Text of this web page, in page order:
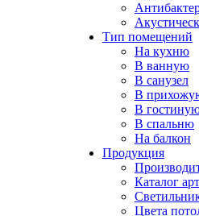
Тип помещений
На кухню
В ванную
В санузел
В
В
В спальню
На балкон
Продукция
Каталог
Цвета